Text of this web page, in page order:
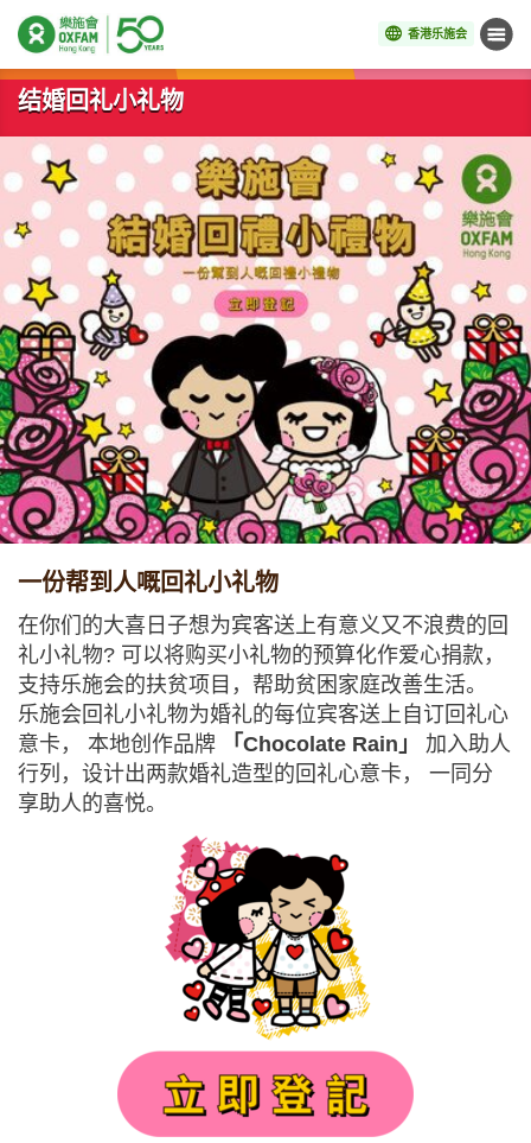
香港乐施会 菜单
开始主要内容
结婚回礼小礼物
一份帮到人嘅回礼小礼物
在你们的大喜日子想为宾客送上有意义又不浪费的回
礼小礼物? 可以将购买小礼物的预算化作爱心捐款，
支持乐施会的扶贫项目，帮助贫困家庭改善生活。
乐施会回礼小礼物为婚礼的每位宾客送上自订回礼心
意卡， 本地创作品牌
「Chocolate Rain」
加入助人
行列，设计出两款婚礼造型的回礼心意卡， 一同分
享助人的喜悦。